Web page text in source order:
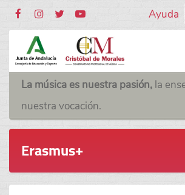
Ayuda
La música es nuestra pasión, la
nuestra vocación.
Erasmus+